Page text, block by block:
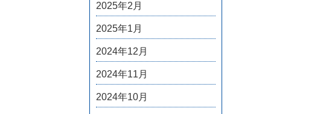
2025年2月
2025年1月
2024年12月
2024年11月
2024年10月